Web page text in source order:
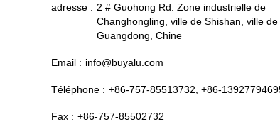
adresse : 2 # Guohong Rd. Zone industrielle de
Changhongling, ville de Shishan, ville de
Guangdong, Chine
Email : info@buyalu.com
Téléphone : +86-757-85513732, +86-
Fax : +86-757-85502732